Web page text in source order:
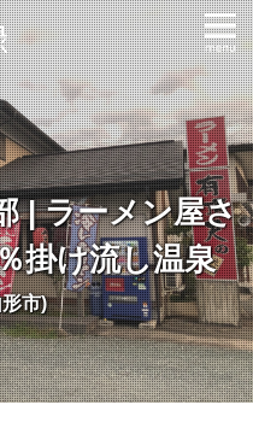
| ラーメン屋さ
掛け流し温泉
市)